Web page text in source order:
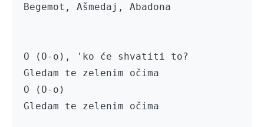
Begemot, Ašmedaj, Abadona
O (O-o), 'ko će shvatiti to?
Gledam te zelenim očima
O (O-o)
Gledam te zelenim očima